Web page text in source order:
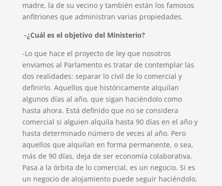
madre, la de su vecino y también están los famosos
anfitriones que administran varias propiedades.
-¿Cuál es el objetivo del Ministerio?
-Lo que hace el proyecto de ley que nosotros
enviamos al Parlamento es tratar de contemplar las
dos realidades: separar lo civil de lo comercial y
definirlo. Aquellos que históricamente alquilan
algunos días al año, que sigan haciéndolo como
hasta ahora. Está definido que no se considera
comercial si alguien alquila hasta 90 días en el año y
hasta determinado número de veces al año. Pero
aquellos que alquilan en forma permanente, o sea,
más de 90 días, deja de ser economía colaborativa.
Pasa a la órbita de lo comercial, es un negocio. Si es
un negocio de alojamiento puede seguir haciéndolo,